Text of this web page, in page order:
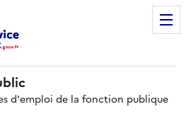
d'emploi de la fonction publique